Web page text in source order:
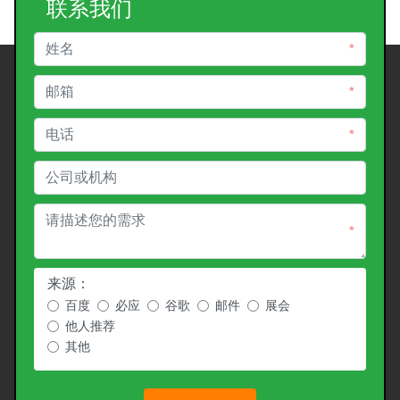
联系我们
*
*
*
*
来源：
百度 必应 谷歌 邮件
展会
他人推荐
其他